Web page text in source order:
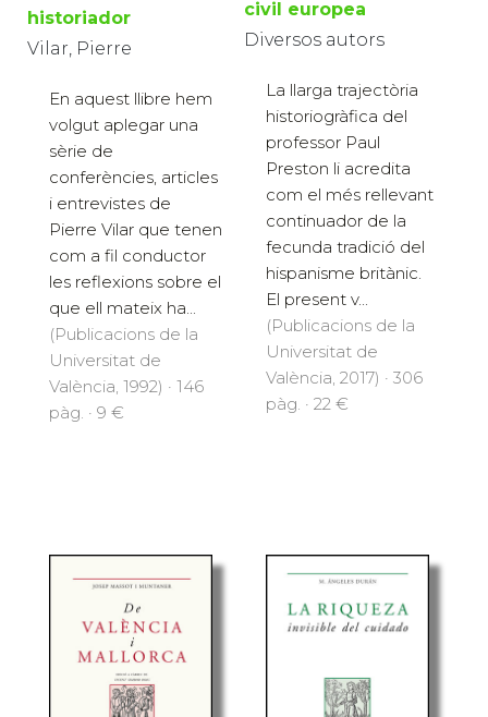
historiador
Vilar, Pierre
En aquest llibre hem
volgut aplegar una
sèrie de
conferències, articles
i entrevistes de
Pierre Vilar que tenen
com a fil conductor
les reflexions sobre el
que ell mateix ha...
(Publicacions de la
Universitat de
València, 1992) · 146
pàg. · 9 €
civil europea
Diversos autors
La llarga trajectòria
historiogràfica del
professor Paul
Preston li acredita
com el més rellevant
continuador de la
fecunda tradició del
hispanisme britànic.
El present v...
(Publicacions de la
Universitat de
València, 2017) · 306
pàg. · 22 €